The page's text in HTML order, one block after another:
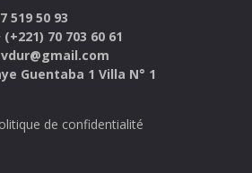
519 50 93
(+221) 70 703 60 61
Guentaba 1 Villa N° 1
de confidentialité